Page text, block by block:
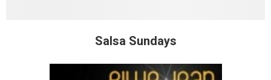
Salsa Sundays